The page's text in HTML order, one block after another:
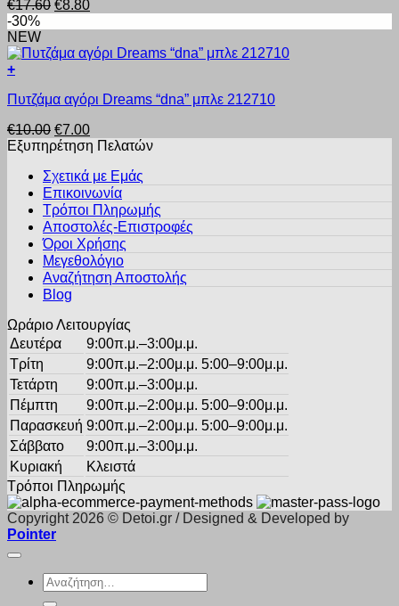
σελίδα
του
προϊόντος
έχει
πολλαπλές
παραλλαγές.
Οι
επιλογές
να
στη
σελίδα
προϊόντος
€17.60 Original
€17.60.
€8.80Η
είναι:
-30%
NEW
+
το
έχει
πολλαπλές
επιλογές
μπορούν
επιλεγούν
σελίδα
Πυτζάμα αγόρι Dreams “dna” μπλε 212710
€10.00 Original
price
€10.00.
€7.00Η
τρέχουσα
είναι:
€7.00.
Εξυπηρέτηση Πελατών
Σχετικά με Εμάς
Επικοινωνία
Τρόποι Πληρωμής
Αποστολές-Επιστροφές
Όροι Χρήσης
Μεγεθολόγιο
Αναζήτηση Αποστολής
Blog
Ωράριο Λειτουργίας
Δευτέρα
9:00π.μ.–3:00μ.μ.
Τρίτη
9:00π.μ.–2:00μ.μ. 5:00–9:00μ.μ.
Τετάρτη
9:00π.μ.–3:00μ.μ.
Πέμπτη
9:00π.μ.–2:00μ.μ. 5:00–9:00μ.μ.
Παρασκευή 9:00π.μ.–2:00μ.μ. 5:00–9:00μ.μ.
Σάββατο
9:00π.μ.–3:00μ.μ.
Κυριακή
Κλειστά
Τρόποι Πληρωμής
Copyright 2026 © Detoi.gr / Designed & Developed by
Pointer
Αναζήτηση
για: